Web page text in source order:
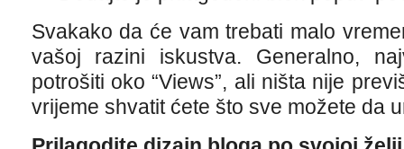
Svakako da će vam trebati malo
vašoj razini iskustva. Generalno,
potrošiti oko “Views”, ali ništa nije
vrijeme shvatit ćete što sve možete da